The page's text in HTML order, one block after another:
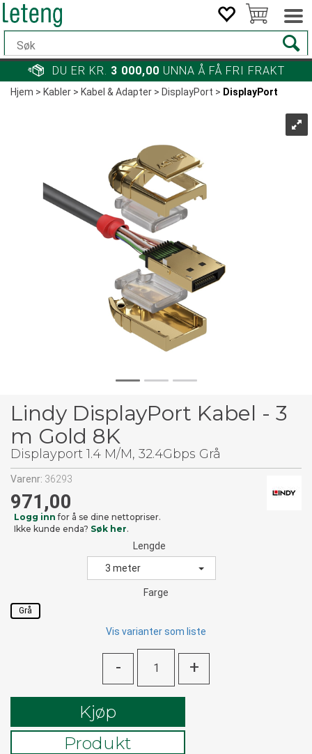
DU ER KR. 3 000,00 UNNA Å FÅ FRI FRAKT
Hjem>Kabler>Kabel & Adapter>DisplayPort> DisplayPort
Lindy DisplayPort Kabel - 3
m Gold 8K
Displayport 1.4 M/M, 32.4Gbps Grå
Varenr: 36293
971,00
Logg inn for å se dine nettopriser.
Ikke kunde enda? Søk her.
Lengde
3 meter
Farge
Grå
Vis varianter som liste
- +
Kjøp
Produkt